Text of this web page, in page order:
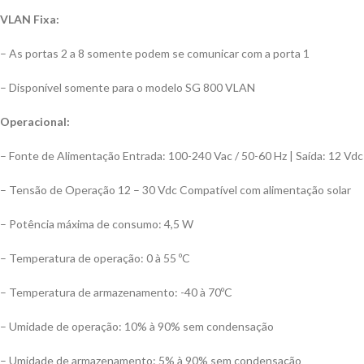
VLAN Fixa:
– As portas 2 a 8 somente podem se comunicar com a porta 1
– Disponível somente para o modelo SG 800 VLAN
Operacional:
– Fonte de Alimentação Entrada: 100-240 Vac / 50-60 Hz | Saída: 12
– Tensão de Operação 12 – 30 Vdc Compatível com alimentação solar
– Potência máxima de consumo: 4,5 W
– Temperatura de operação: 0 à 55 ºC
– Temperatura de armazenamento: -40 à 70ºC
– Umidade de operação: 10% à 90% sem condensação
– Umidade de armazenamento: 5% à 90% sem condensação